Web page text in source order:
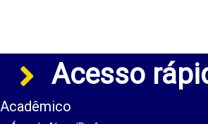
Acesso
Acadêmico